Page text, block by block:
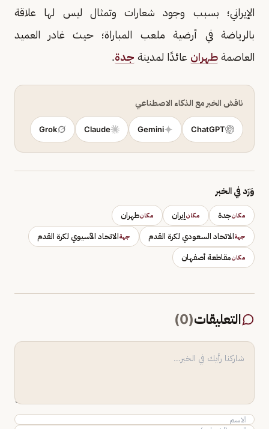
الإيراني؛ بسبب وجود شعارات وتمثال ليس لها علاقة
بالرياضة في أرضية ملعب المباراة؛ حيث غادر العميد
العاصمة طهران عائدًا لمدينة جدة.
ناقش الخبر مع الذكاء الاصطناعي
ChatGPT
Gemini
Claude
Grok
وَرَد في الخبر
مكانجدة مكانإيران مكانطهران
جهةالاتحاد السعودي لكرة القدم جهةالاتحاد الآسيوي لكرة القدم
مكانمقاطعة أصفهان
التعليقات(
0
)